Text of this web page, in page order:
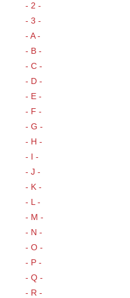
- 2 -
- 3 -
- A -
- B -
- C -
- D -
- E -
- F -
- G -
- H -
- I -
- J -
- K -
- L -
- M -
- N -
- O -
- P -
- Q -
- R -